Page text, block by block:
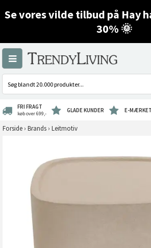
Se vores vilde tilbud på Hay
30% 🌞
FRI FRAGT
køb over 699,- GLADE KUNDER E-MÆRKET
Forside › Brands › Leitmotiv